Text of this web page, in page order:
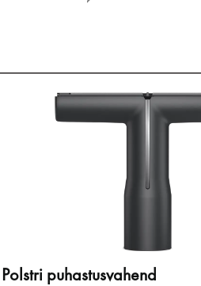
Polstri puhastusvahend